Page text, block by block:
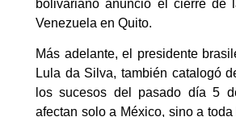
bolivariano anunció el cierre de
Venezuela en Quito.
Más adelante, el presidente
Lula da Silva, también catalogó
los sucesos del pasado día 5
afectan solo a México, sino a